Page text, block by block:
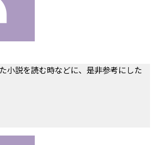
小説を読む時などに、是非参考にした